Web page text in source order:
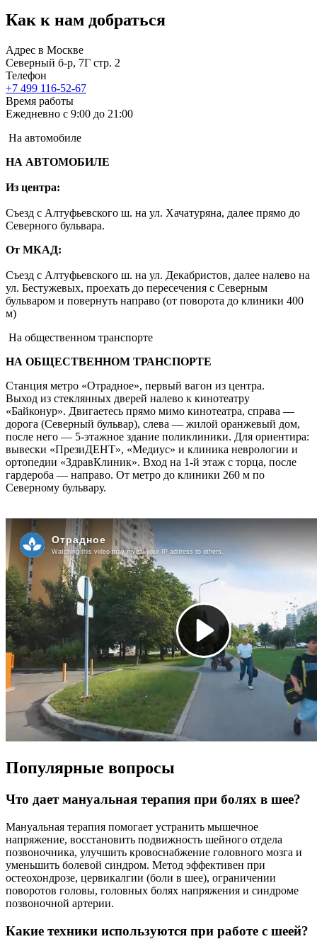
Как к нам добраться
Адрес в Москве
Северный б-р, 7Г стр. 2
Телефон
+7 499 116-52-67
Время работы
Ежедневно с 9:00 до 21:00
На автомобиле
НА АВТОМОБИЛЕ
Из центра:
Съезд с Алтуфьевского ш. на ул. Хачатуряна, далее прямо до
Северного бульвара.
От МКАД:
Съезд с Алтуфьевского ш. на ул. Декабристов, далее налево на
ул. Бестужевых, проехать до пересечения с Северным
бульваром и повернуть направо (от поворота до клиники 400
м)
На общественном транспорте
НА ОБЩЕСТВЕННОМ ТРАНСПОРТЕ
Станция метро «Отрадное», первый вагон из центра.
Выход из стеклянных дверей налево к кинотеатру
«Байконур». Двигаетесь прямо мимо кинотеатра, справа —
дорога (Северный бульвар), слева — жилой оранжевый дом,
после него — 5-этажное здание поликлиники. Для ориентира:
вывески «ПрезиДЕНТ», «Медиус» и клиника неврологии и
ортопедии «ЗдравКлиник». Вход на 1-й этаж с торца, после
гардероба — направо. От метро до клиники 260 м по
Северному бульвару.
Популярные вопросы
Что дает мануальная терапия при болях в шее?
Мануальная терапия помогает устранить мышечное
напряжение, восстановить подвижность шейного отдела
позвоночника, улучшить кровоснабжение головного мозга и
уменьшить болевой синдром. Метод эффективен при
остеохондрозе, цервикалгии (боли в шее), ограничении
поворотов головы, головных болях напряжения и синдроме
позвоночной артерии.
Какие техники используются при работе с шеей?